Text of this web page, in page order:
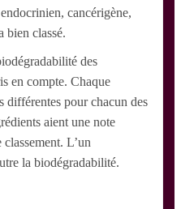
cancérigène,
bien classé.
des
en compte. Chaque
différentes pour chacun des
aient une note
L’un
la biodégradabilité.